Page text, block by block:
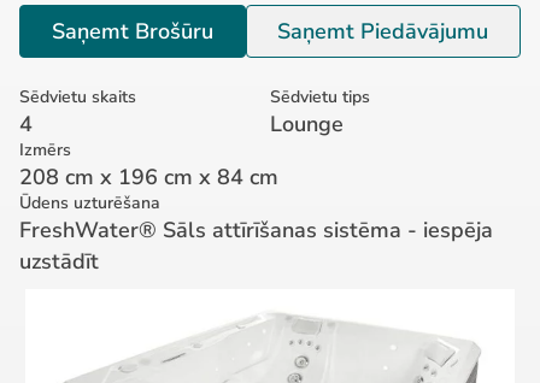
Saņemt Brošūru Saņemt Piedāvājumu
Sēdvietu skaits
4
Sēdvietu tips
Lounge
Izmērs
208 cm x 196 cm x 84 cm
Ūdens uzturēšana
FreshWater® Sāls attīrīšanas sistēma - iespēja
uzstādīt